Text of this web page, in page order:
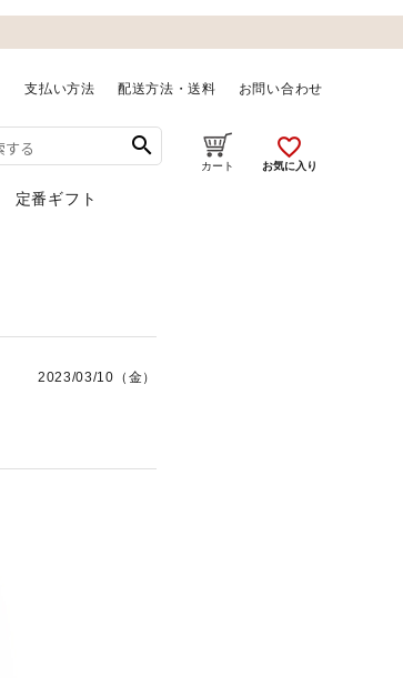
支払い方法 配送方法・送料 お問い合わせ
search
カート
favorite_outline
お気に入り
定番ギフト
2023/03/10（金）